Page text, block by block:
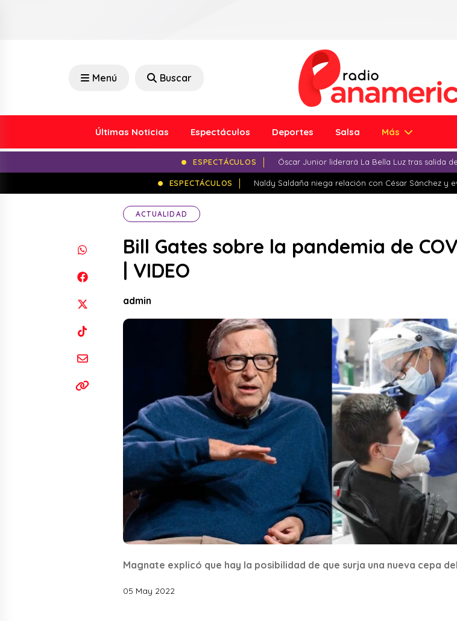
Menú Buscar
Últimas Noticias Espectáculos Deportes Salsa Más
ESPECTÁCULOS Óscar Junior liderará La Bella Luz tras salida
ESPECTÁCULOS Naldy Saldaña niega relación con César Sánchez y
ACTUALIDAD
Bill Gates sobre la pandemia de
| VIDEO
admin
Magnate explicó que hay la posibilidad de que surja una nueva cepa
05 May 2022